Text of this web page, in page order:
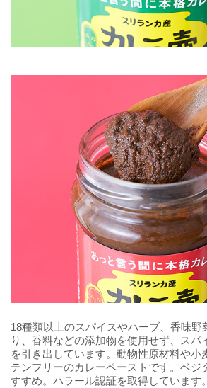
18種類以上のスパイスやハーブ、香味野
り、香料などの添加物を使用せず、スパ
を引き出しています。動物性原材料や小
テンフリーのカレーペーストです。ベジ
すすめ。ハラール認証を取得しています。